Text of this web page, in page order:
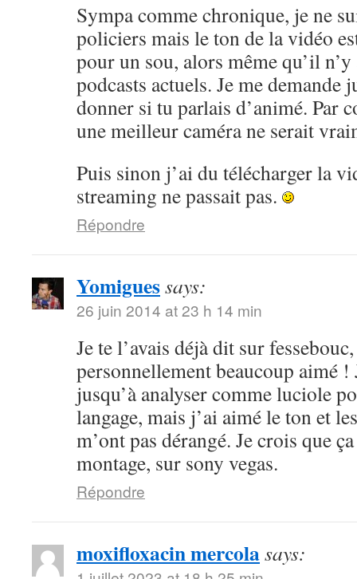
Sympa comme chronique, je ne
policiers mais le ton de la vidéo
pour un sou, alors même qu’il
podcasts actuels. Je me demande
donner si tu parlais d’animé. Par
une meilleur caméra ne serait
Puis sinon j’ai du télécharger la
streaming ne passait pas.
Répondre
Yomiguessays:
26 juin 2014 at 23 h 14 min
Je te l’avais déjà dit sur
personnellement beaucoup aimé !
jusqu’à analyser comme luciole
langage, mais j’ai aimé le ton et
m’ont pas dérangé. Je crois que
montage, sur sony vegas.
Répondre
moxifloxacin mercolasays: